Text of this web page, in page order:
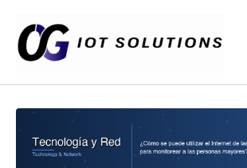
contenido